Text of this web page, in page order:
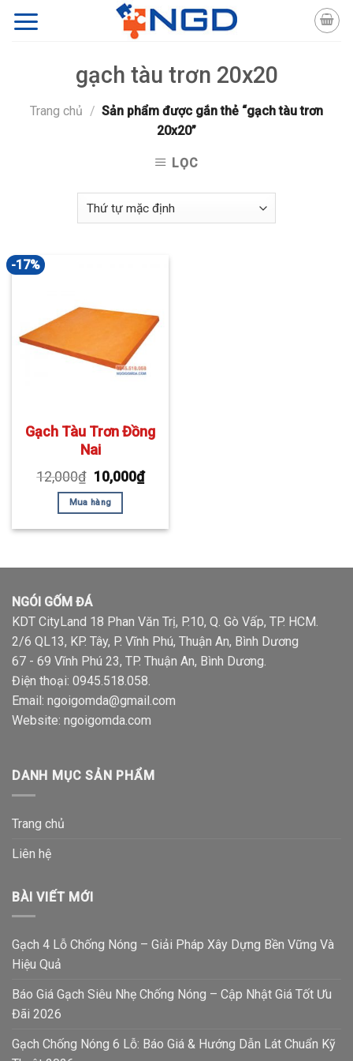
gạch tàu trơn 20x20
Trang chủ / Sản phẩm được gắn thẻ “gạch tàu trơn
20x20”
LỌC
-17%
Gạch Tàu Trơn Đồng
Nai
12,000₫ 10,000₫
Mua hàng
NGÓI GỐM ĐÁ
KDT CityLand 18 Phan Văn Trị, P.10, Q. Gò Vấp, TP. HCM.
2/6 QL13, KP. Tây, P. Vĩnh Phú, Thuận An, Bình Dương
67 - 69 Vĩnh Phú 23, TP. Thuận An, Bình Dương.
Điện thoại: 0945.518.058.
Email: ngoigomda@gmail.com
Website: ngoigomda.com
DANH MỤC SẢN PHẨM
Trang chủ
Liên hệ
BÀI VIẾT MỚI
Gạch 4 Lỗ Chống Nóng – Giải Pháp Xây Dựng Bền Vững Và
Hiệu Quả
Báo Giá Gạch Siêu Nhẹ Chống Nóng – Cập Nhật Giá Tốt Ưu
Đãi 2026
Gạch Chống Nóng 6 Lỗ: Báo Giá & Hướng Dẫn Lát Chuẩn Kỹ